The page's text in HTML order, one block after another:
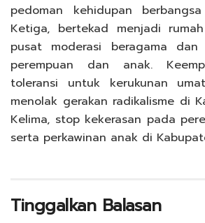
pedoman kehidupan
Ketiga, bertekad menjadi
pusat moderasi beragama
perempuan dan anak.
toleransi untuk kerukunan
menolak gerakan radikalisme di
Kelima, stop kekerasan pada
serta perkawinan anak di
Tinggalkan Balasan